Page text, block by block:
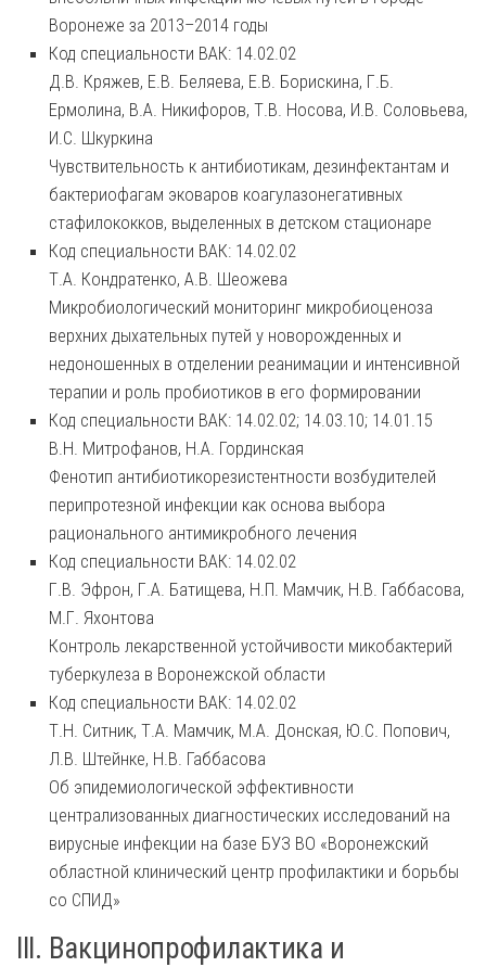
Воронеже за 2013–2014 годы
Код специальности ВАК: 14.02.02
Д.В. Кряжев, Е.В. Беляева, Е.В. Борискина, Г.Б.
Ермолина, В.А. Никифоров, Т.В. Носова, И.В. Соловьева,
И.С. Шкуркина
Чувствительность к антибиотикам, дезинфектантам и
бактериофагам эковаров коагулазонегативных
стафилококков, выделенных в детском стационаре
Код специальности ВАК: 14.02.02
Т.А. Кондратенко, А.В. Шеожева
Микробиологический мониторинг микробиоценоза
верхних дыхательных путей у новорожденных и
недоношенных в отделении реанимации и интенсивной
терапии и роль пробиотиков в его формировании
Код специальности ВАК: 14.02.02; 14.03.10; 14.01.15
В.Н. Митрофанов, Н.А. Гординская
Фенотип антибиотикорезистентности возбудителей
перипротезной инфекции как основа выбора
рационального антимикробного лечения
Код специальности ВАК: 14.02.02
Г.В. Эфрон, Г.А. Батищева, Н.П. Мамчик, Н.В. Габбасова,
М.Г. Яхонтова
Контроль лекарственной устойчивости микобактерий
туберкулеза в Воронежской области
Код специальности ВАК: 14.02.02
Т.Н. Ситник, Т.А. Мамчик, М.А. Донская, Ю.С. Попович,
Л.В. Штейнке, Н.В. Габбасова
Об эпидемиологической эффективности
централизованных диагностических исследований на
вирусные инфекции на базе БУЗ ВО «Воронежский
областной клинический центр профилактики и борьбы
со СПИД»
III. Вакцинопрофилактика и